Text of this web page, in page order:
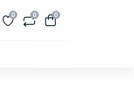
0 0 0